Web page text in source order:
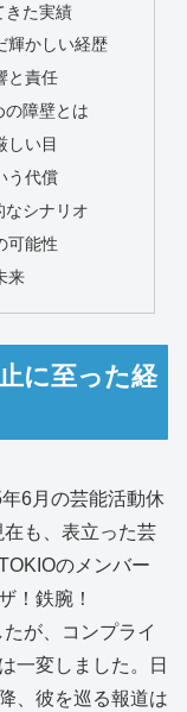
きた実績
輝かしい経歴
と責任
の障壁とは
しい目
う代償
なシナリオ
可能性
来
に至った経
6月の芸能活動休
も、表立った芸
のメンバー
！鉄腕！
が、コンプライ
一変しました。日
、彼を巡る報道は